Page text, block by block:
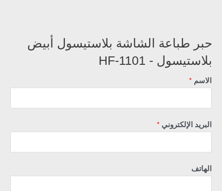
حبر طباعة الشاشة بلاستيسول أبيض
بلاستيسول - HF-1101
الاسم *
البريد الإلكتروني *
الهاتف